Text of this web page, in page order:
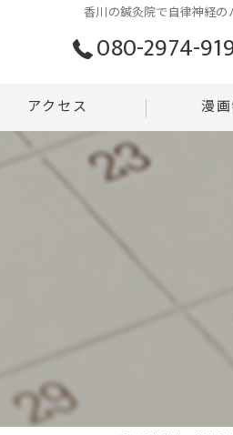
香川の鍼灸院で自律神経
080-2974-
アクセス
Tはりときゅう堂 沼田店
漫